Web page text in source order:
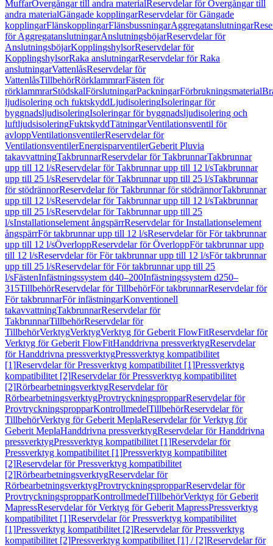
MuffarÖvergångar till andra materialReservdelar för Övergångar till
andra materialGängade kopplingarReservdelar för Gängade
kopplingarFlänskopplingarFlänsbussningarAggregatanslutningar
för AggregatanslutningarAnslutningsböjarReservdelar för
AnslutningsböjarKopplingshylsorReservdelar för
KopplingshylsorRaka anslutningarReservdelar för Raka
anslutningarVattenlåsReservdelar för
VattenlåsTillbehörRörklammrarFästen för
rörklammrarStödskalFörslutningarPackningarFörbrukningsmaterial
ljudisolering och fuktskyddLjudisoleringIsoleringar för
byggnadsljudisoleringIsoleringar för byggnadsljudisolering och
luftljudsisoleringFuktskyddTätningarVentilationsventil för
avloppVentilationsventilerReservdelar för
VentilationsventilerEnergisparventilerGeberit Pluvia
takavvattningTakbrunnarReservdelar för TakbrunnarTakbrunnar
upp till 12 l/sReservdelar för Takbrunnar upp till 12 l/sTakbrunnar
upp till 25 l/sReservdelar för Takbrunnar upp till 25 l/sTakbrunnar
för stödrännorReservdelar för Takbrunnar för stödrännorTakbrunnar
upp till 12 l/sReservdelar för Takbrunnar upp till 12 l/sTakbrunnar
upp till 25 l/sReservdelar för Takbrunnar upp till 25
l/sInstallationselement ångspärrReservdelar för Installationselement
ångspärrFör takbrunnar upp till 12 l/sReservdelar för För takbrunnar
upp till 12 l/sÖverloppReservdelar för ÖverloppFör takbrunnar upp
till 12 l/sReservdelar för För takbrunnar upp till 12 l/sFör takbrunnar
upp till 25 l/sReservdelar för För takbrunnar upp till 25
l/sFästenInfästningssystem d40–200Infästningssystem d250–
315TillbehörReservdelar för TillbehörFör takbrunnarReservdelar för
För takbrunnarFör infästningarKonventionell
takavvattningTakbrunnarReservdelar för
TakbrunnarTillbehörReservdelar för
TillbehörVerktygVerktygVerktyg för Geberit FlowFitReservdelar för
Verktyg för Geberit FlowFitHanddrivna pressverktygReservdelar
för Handdrivna pressverktygPressverktyg kompatibilitet
[1]Reservdelar för Pressverktyg kompatibilitet [1]Pressverktyg
kompatibilitet [2]Reservdelar för Pressverktyg kompatibilitet
[2]RörbearbetningsverktygReservdelar för
RörbearbetningsverktygProvtryckningspropparReservdelar för
ProvtryckningspropparKontrollmedelTillbehörReservdelar för
TillbehörVerktyg för Geberit MeplaReservdelar för Verktyg för
Geberit MeplaHanddrivna pressverktygReservdelar för Handdrivna
pressverktygPressverktyg kompatibilitet [1]Reservdelar för
Pressverktyg kompatibilitet [1]Pressverktyg kompatibilitet
[2]Reservdelar för Pressverktyg kompatibilitet
[2]RörbearbetningsverktygReservdelar för
RörbearbetningsverktygProvtryckningspropparReservdelar för
ProvtryckningspropparKontrollmedelTillbehörVerktyg för Geberit
MapressReservdelar för Verktyg för Geberit MapressPressverktyg
kompatibilitet [1]Reservdelar för Pressverktyg kompatibilitet
[1]Pressverktyg kompatibilitet [2]Reservdelar för Pressverktyg
kompatibilitet [2]Pressverktyg kompatibilitet [1] / [2]Reservdelar för